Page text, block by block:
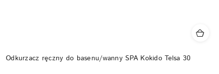
Odkurzacz ręczny do basenu/wanny SPA Kokido Telsa 30